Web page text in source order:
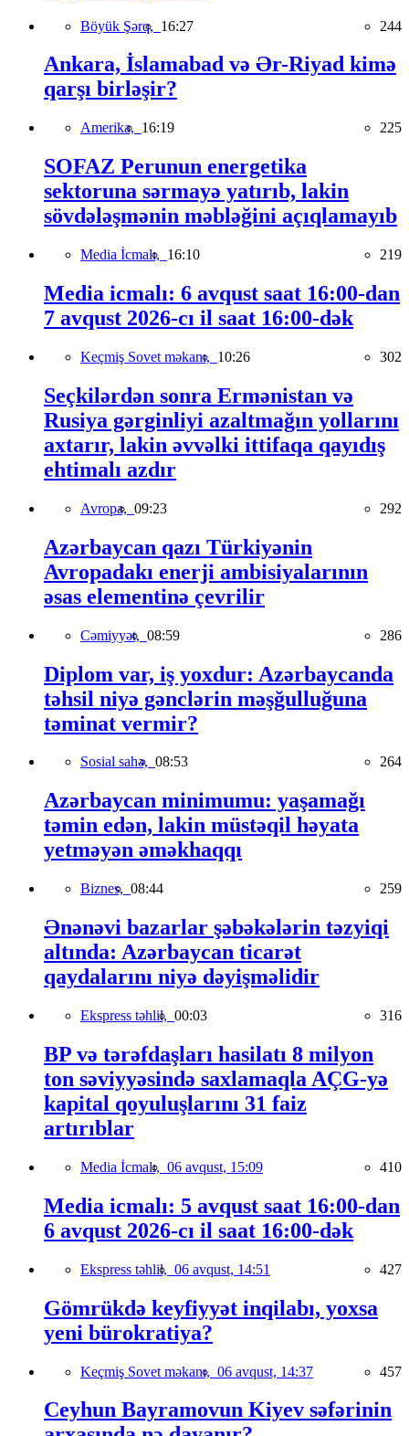
Böyük Şərq, 16:27 244
Ankara, İslamabad və Ər-Riyad kimə
qarşı birləşir?
Amerika, 16:19 225
SOFAZ Perunun energetika
sektoruna sərmayə yatırıb, lakin
sövdələşmənin məbləğini açıqlamayıb
Media İcmalı, 16:10 219
Media icmalı: 6 avqust saat 16:00-dan
7 avqust 2026-cı il saat 16:00-dək
Keçmiş Sovet məkanı, 10:26 302
Seçkilərdən sonra Ermənistan və
Rusiya gərginliyi azaltmağın yollarını
axtarır, lakin əvvəlki ittifaqa qayıdış
ehtimalı azdır
Avropa, 09:23 292
Azərbaycan qazı Türkiyənin
Avropadakı enerji ambisiyalarının
əsas elementinə çevrilir
Cəmiyyət, 08:59 286
Diplom var, iş yoxdur: Azərbaycanda
təhsil niyə gənclərin məşğulluğuna
təminat vermir?
Sosial sahə, 08:53 264
Azərbaycan minimumu: yaşamağı
təmin edən, lakin müstəqil həyata
yetməyən əməkhaqqı
Biznes, 08:44 259
Ənənəvi bazarlar şəbəkələrin təzyiqi
altında: Azərbaycan ticarət
qaydalarını niyə dəyişməlidir
Ekspress təhlil, 00:03 316
BP və tərəfdaşları hasilatı 8 milyon
ton səviyyəsində saxlamaqla AÇG-yə
kapital qoyuluşlarını 31 faiz
artırıblar
Media İcmalı, 06 avqust, 15:09 410
Media icmalı: 5 avqust saat 16:00-dan
6 avqust 2026-cı il saat 16:00-dək
Ekspress təhlil, 06 avqust, 14:51 427
Gömrükdə keyfiyyət inqilabı, yoxsa
yeni bürokratiya?
Keçmiş Sovet məkanı, 06 avqust, 14:37 457
Ceyhun Bayramovun Kiyev səfərinin